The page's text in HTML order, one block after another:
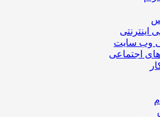
اینترنتی
وب سایت
اجتماعی